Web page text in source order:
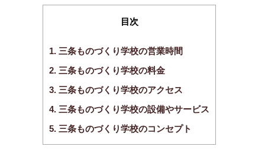
目次
1. 三条ものづくり学校の営業時間
2. 三条ものづくり学校の料金
3. 三条ものづくり学校のアクセス
4. 三条ものづくり学校の設備やサービス
5. 三条ものづくり学校のコンセプト